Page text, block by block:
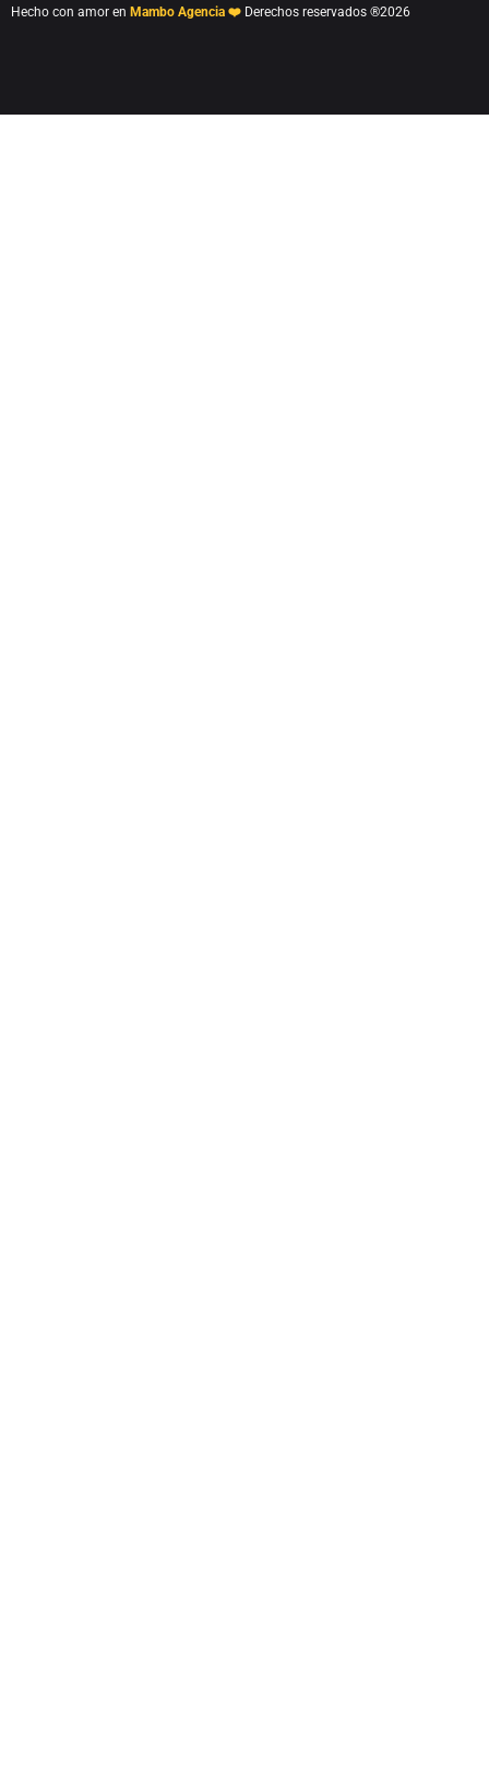
Hecho con amor en Mambo Agencia ❤️ Derechos reservados ®2026